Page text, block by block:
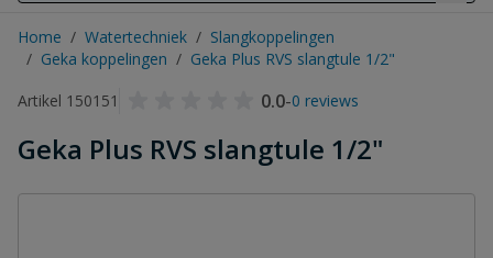
Home / Watertechniek / Slangkoppelingen
/ Geka koppelingen / Geka Plus RVS slangtule 1/2"
Artikel 150151
0.0-0 reviews
Geka Plus RVS slangtule 1/2"